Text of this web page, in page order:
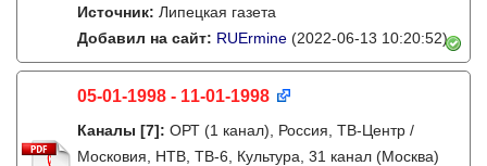
Источник: Липецкая газета
Добавил на сайт: RUErmine (2022-06-13 10:20:52)
05-01-1998 - 11-01-1998
Каналы [7]: ОРТ (1 канал), Россия, ТВ-Центр /
Московия, НТВ, ТВ-6, Культура, 31 канал (Москва)